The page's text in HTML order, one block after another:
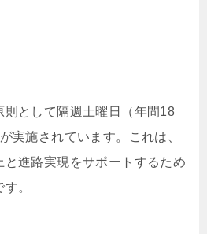
則として隔週土曜日（年間18
実施されています。これは、
と進路実現をサポートするため
。